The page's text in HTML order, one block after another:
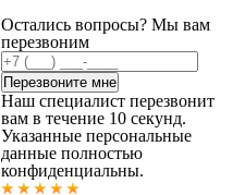
Остались вопросы? Мы вам
перезвоним
Наш специалист перезвонит
вам в течение 10 секунд.
Указанные персональные
данные полностью
конфиденциальны.